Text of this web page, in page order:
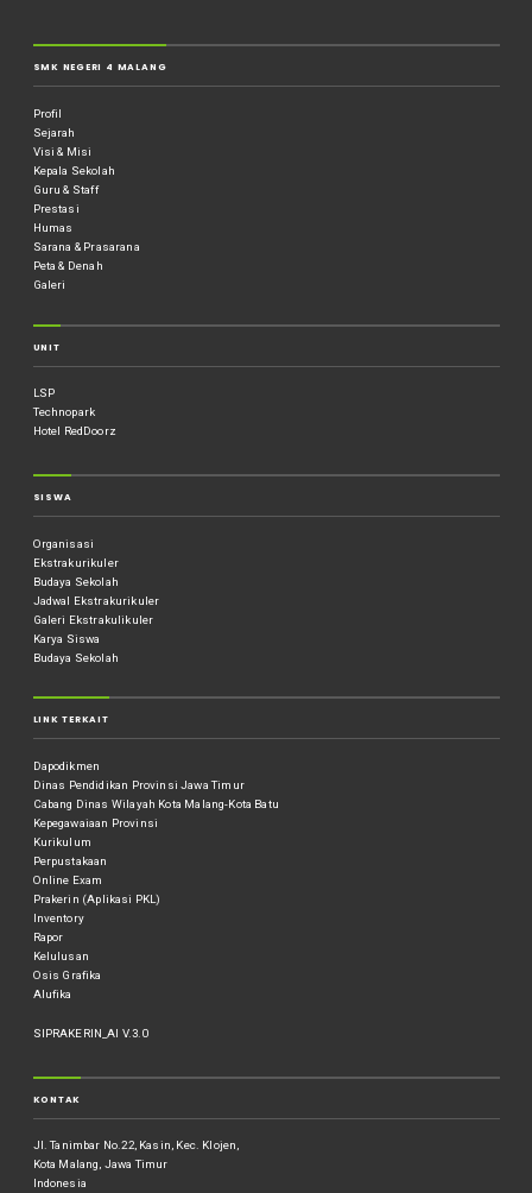
SMK NEGERI 4 MALANG
Profil
Sejarah
Visi & Misi
Kepala Sekolah
Guru & Staff
Prestasi
Humas
Sarana & Prasarana
Peta & Denah
Galeri
UNIT
LSP
Technopark
Hotel RedDoorz
SISWA
Organisasi
Ekstrakurikuler
Budaya Sekolah
Jadwal Ekstrakurikuler
Galeri Ekstrakulikuler
Karya Siswa
Budaya Sekolah
LINK TERKAIT
Dapodikmen
Dinas Pendidikan Provinsi Jawa Timur
Cabang Dinas Wilayah Kota Malang-Kota Batu
Kepegawaiaan Provinsi
Kurikulum
Perpustakaan
Online Exam
Prakerin (Aplikasi PKL)
Inventory
Rapor
Kelulusan
Osis Grafika
Alufika
SIPRAKERIN_AI V.3.0
KONTAK
Jl. Tanimbar No.22, Kasin, Kec. Klojen,
Kota Malang, Jawa Timur
Indonesia